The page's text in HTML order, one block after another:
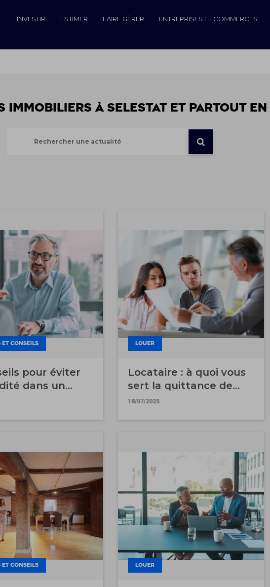
INVESTIR ESTIMER FAIRE GÉRER
ENTREPRISES ET COMMERCES
à SELESTAT et partout en
ET CONSEILS
pour éviter
dans un
LOUER
Locataire : à quoi vous
sert la quittance de
loyer ?
18/07/2025
ET CONSEILS LOUER